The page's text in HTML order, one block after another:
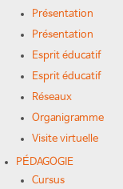
Présentation
Présentation
Esprit éducatif
Esprit éducatif
Réseaux
Organigramme
Visite virtuelle
PÉDAGOGIE
Cursus